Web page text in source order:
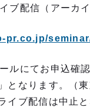
配信（アーカ
pr.co.jp/
ルにてお申込確認
となります。（
ブ配信は中止